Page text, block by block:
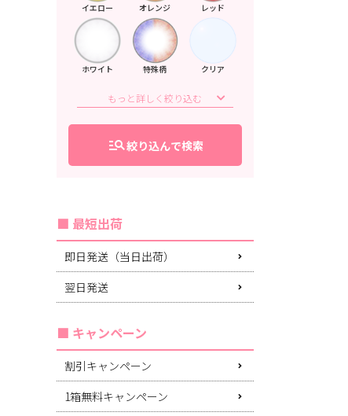
イエロー オレンジ レッド
ホワイト 特殊柄 クリア
manage_search絞り込んで検索
最短出荷
即日発送（当日出荷）
翌日発送
キャンペーン
割引キャンペーン
1箱無料キャンペーン